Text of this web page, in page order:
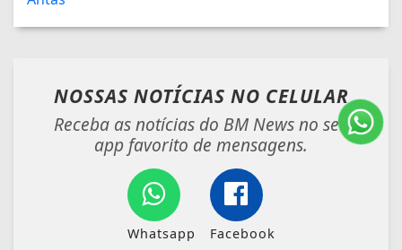
NOSSAS NOTÍCIAS NO CELULAR
Receba as notícias do BM News no seu
app favorito de mensagens.
Whatsapp Facebook